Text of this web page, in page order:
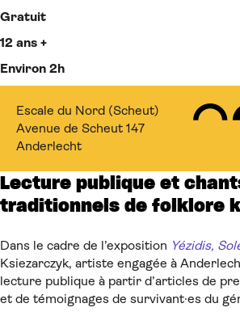
Gratuit
12 ans +
Environ 2h
Escale du Nord (Scheut)
Avenue de Scheut 147
Anderlecht
Lecture publique et
traditionnels de folklore
Dans le cadre de l’exposition Yézidis,
Ksiezarczyk, artiste engagée à
lecture publique à partir d’articles de
et de témoignages de survivant·es du